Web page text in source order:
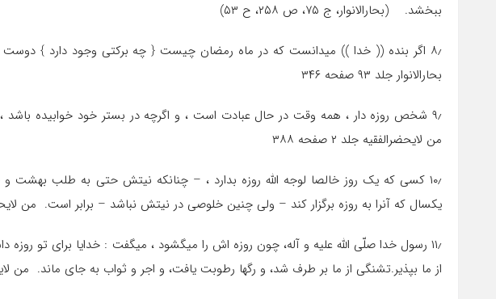
ببخشد. (بحارالانوار، ج ۷۵، ص ۲۵۸، ح ۵۳)
۸٫ اگر بنده (( خدا )) میدانست که در ماه رمضان چیست { چه برکتی وجود دارد }
بحارالانوار جلد ۹۳ صفحه ۳۴۶
۹٫ شخص روزه دار ، همه وقت در حال عبادت است ، و اگرچه در بستر خود خوابیده باشد
من لایحضرالفقیه جلد ۲ صفحه ۳۸۸
۱۰٫ کسی که یک روز خالصا لوجه الله روزه بدارد ، – چنانکه نیتش حتی به طلب بهشت و
یکسال که آنرا به روزه برگزار کند – ولی چنین خلوصی در نیتش نباشد – برابر است. من لایحضرالفقیه
۱۱٫ رسول خدا صلّى اللَّه علیه و آله، چون روزه‏ اش را میگشود ، میگفت : خدایا براى تو روزه
از ما بپذیر.تشنگى از ما بر طرف شد، و رگها رطوبت یافت، و اجر و ثواب به جاى ماند. من